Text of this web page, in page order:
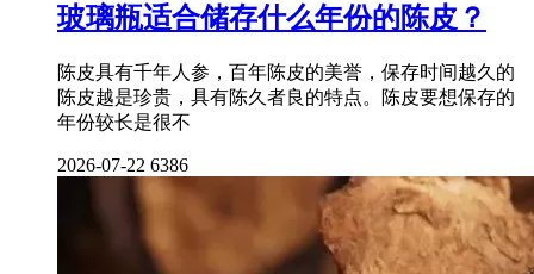
玻璃瓶适合储存什么年份的陈皮？
陈皮具有千年人参，百年陈皮的美誉，保存时间越久的
陈皮越是珍贵，具有陈久者良的特点。陈皮要想保存的
年份较长是很不
2026-07-22 6386